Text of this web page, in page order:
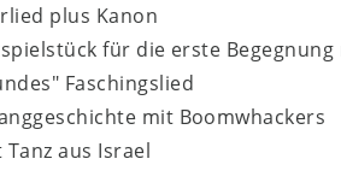
plus Kanon
für die erste
Faschingslied
mit Boomwhackers
aus Israel